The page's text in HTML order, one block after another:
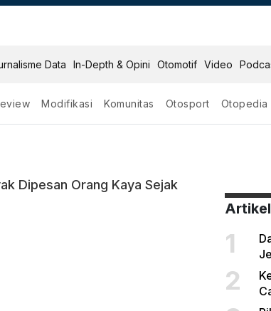
Data In-Depth & Opini Otomotif Video
Modifikasi Komunitas Otosport Otopedia
Dipesan Orang Kaya Sejak
1
2